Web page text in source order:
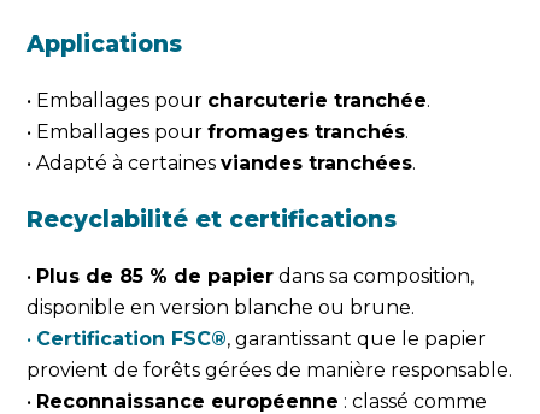
Applications
• Emballages pour charcuterie tranchée.
• Emballages pourfromages tranchés.
• Adapté à certainesviandes tranchées.
Recyclabilité et certifications
• Plus de 85 % de papier dans sa composition,
disponible en version blanche ou brune.
• Certification FSC®, garantissant que le papier
provient de forêts gérées de manière responsable.
• Reconnaissance européenne : classé comme